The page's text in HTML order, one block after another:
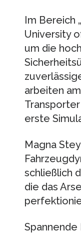
Im
University
um die
arbeiten
erste
Magna
schließlich
die das
Spannende